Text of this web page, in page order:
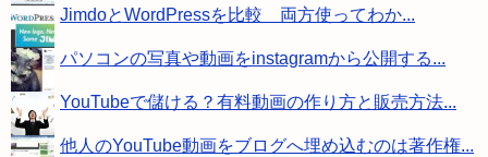
JimdoとWordPressを比較 両方使ってわか...
パソコンの写真や動画をinstagramから公開する...
YouTubeで儲ける？有料動画の作り方と販売方法...
他人のYouTube動画をブログへ埋め込むのは著作権...